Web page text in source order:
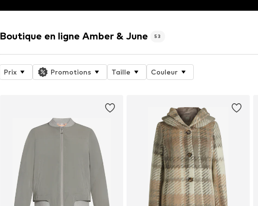
Boutique en ligne Amber & June 53
Prix Promotions Taille Couleur